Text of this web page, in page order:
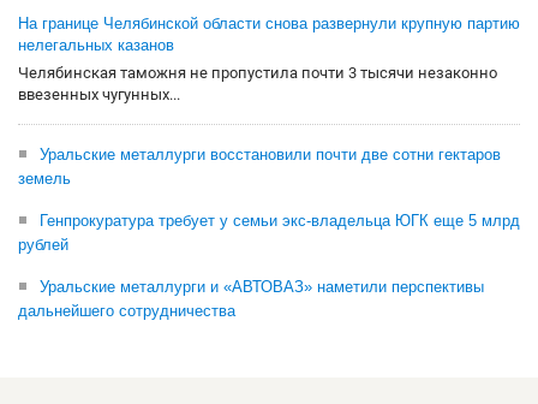
На границе Челябинской области снова развернули крупную партию
нелегальных казанов
Челябинская таможня не пропустила почти 3 тысячи незаконно
ввезенных чугунных...
Уральские металлурги восстановили почти две сотни гектаров
земель
Генпрокуратура требует у семьи экс-владельца ЮГК еще 5 млрд
рублей
Уральские металлурги и «АВТОВАЗ» наметили перспективы
дальнейшего сотрудничества